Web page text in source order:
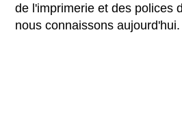
de l'imprimerie et des polices
nous connaissons aujourd'hui.